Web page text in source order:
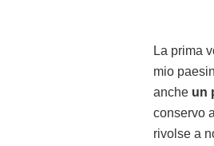
La prima
mio
anche un
conservo
rivolse a